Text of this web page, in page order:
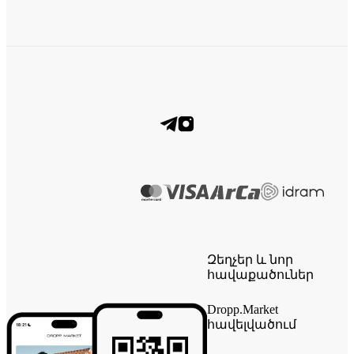
Զեղչեր և նոր
հավաքածուներ
Dropp.Market
հավելվածում